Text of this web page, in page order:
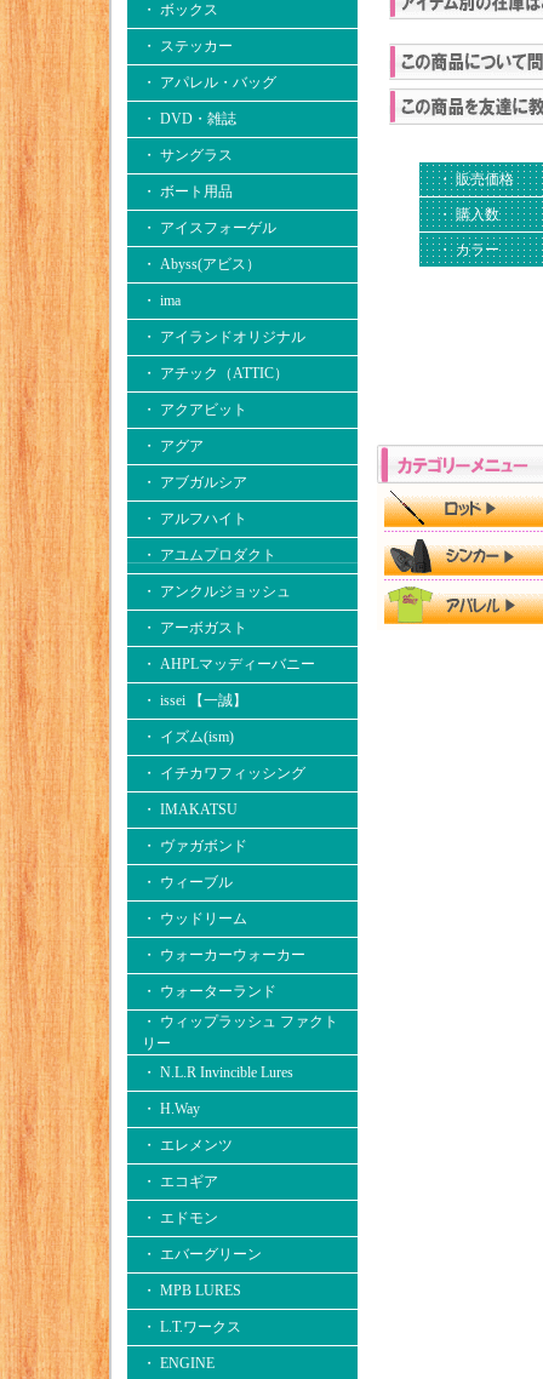
・ ボックス
・ ステッカー
・ アパレル・バッグ
・ DVD・雑誌
・ サングラス
・ ボート用品
・ アイスフォーゲル
・ Abyss(アビス）
・ ima
・ アイランドオリジナル
・ アチック（ATTIC）
・ アクアビット
・ アグア
・ アブガルシア
・ アルフハイト
・ アユムプロダクト
・ アンクルジョッシュ
・ アーボガスト
・ AHPLマッディーバニー
・ issei 【一誠】
・ イズム(ism)
・ イチカワフィッシング
・ IMAKATSU
・ ヴァガボンド
・ ウィーブル
・ ウッドリーム
・ ウォーカーウォーカー
・ ウォーターランド
・ ウィップラッシュ ファクト
リー
・ N.L.R Invincible Lures
・ H.Way
・ エレメンツ
・ エコギア
・ エドモン
・ エバーグリーン
・ MPB LURES
・ L.T.ワークス
・ ENGINE
・ 販売価格
・ 購入数
・ カラー